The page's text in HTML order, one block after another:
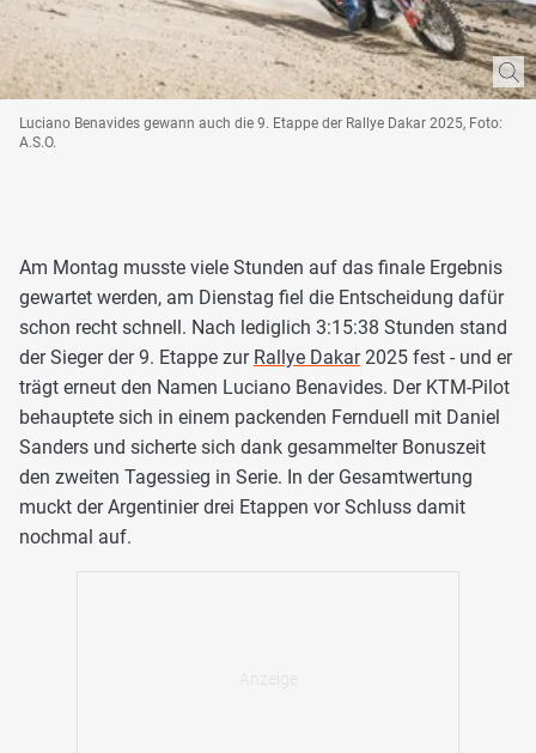
Luciano Benavides gewann auch die 9. Etappe der Rallye Dakar 2025, Foto:
A.S.O.
Am Montag musste viele Stunden auf das finale Ergebnis
gewartet werden, am Dienstag fiel die Entscheidung dafür
schon recht schnell. Nach lediglich 3:15:38 Stunden stand
der Sieger der 9. Etappe zur Rallye Dakar2025 fest - und er
trägt erneut den Namen Luciano Benavides. Der KTM-Pilot
behauptete sich in einem packenden Fernduell mit Daniel
Sanders und sicherte sich dank gesammelter Bonuszeit
den zweiten Tagessieg in Serie. In der Gesamtwertung
muckt der Argentinier drei Etappen vor Schluss damit
nochmal auf.